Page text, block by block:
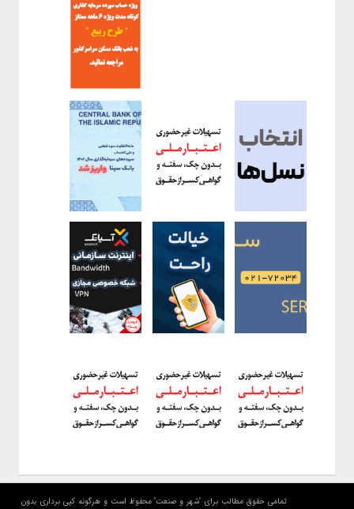
تمامی حقوق مطالب برای "شهر و صنعت" محفوظ است و هرگونه کپی برداری بدون